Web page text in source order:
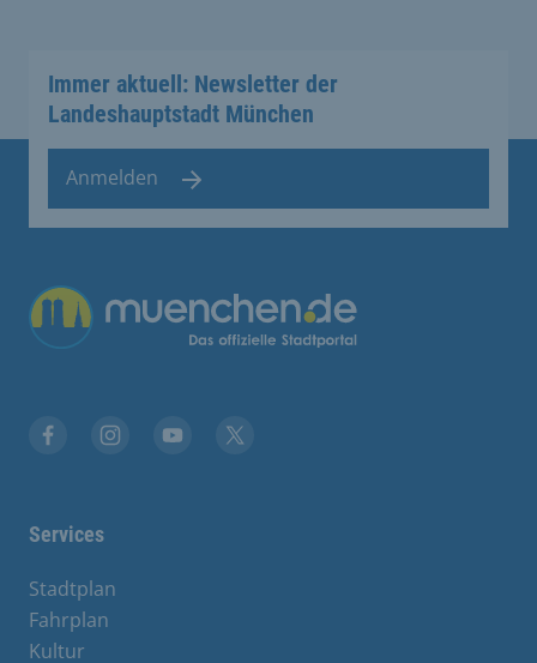
Immer aktuell: Newsletter der
Landeshauptstadt München
Anmelden
Services
Stadtplan
Fahrplan
Kultur